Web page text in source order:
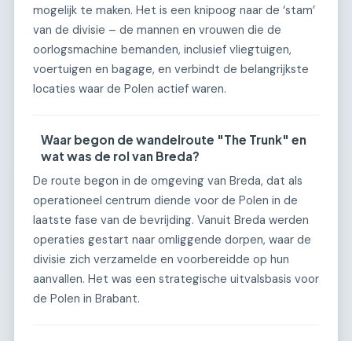
mogelijk te maken. Het is een knipoog naar de ‘stam’
van de divisie – de mannen en vrouwen die de
oorlogsmachine bemanden, inclusief vliegtuigen,
voertuigen en bagage, en verbindt de belangrijkste
locaties waar de Polen actief waren.
Waar begon de wandelroute "The Trunk" en
wat was de rol van Breda?
De route begon in de omgeving van Breda, dat als
operationeel centrum diende voor de Polen in de
laatste fase van de bevrijding. Vanuit Breda werden
operaties gestart naar omliggende dorpen, waar de
divisie zich verzamelde en voorbereidde op hun
aanvallen. Het was een strategische uitvalsbasis voor
de Polen in Brabant.